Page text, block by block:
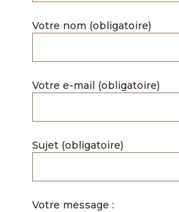
Votre nom (obligatoire)
Votre e-mail (obligatoire)
Sujet (obligatoire)
Votre message :